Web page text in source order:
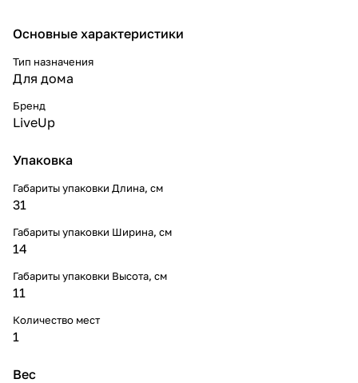
Основные xарактеристики
Тип назначения
Для дома
Бренд
LiveUp
Упаковка
Габариты упаковки Длина, см
31
Габариты упаковки Ширина, см
14
Габариты упаковки Высота, см
11
Количество мест
1
Вес